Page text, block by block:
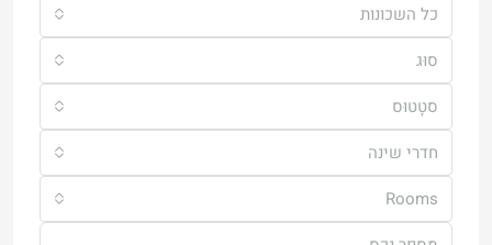
כל השכונות
סוּג
סטָטוּס
חדרי שינה
Rooms